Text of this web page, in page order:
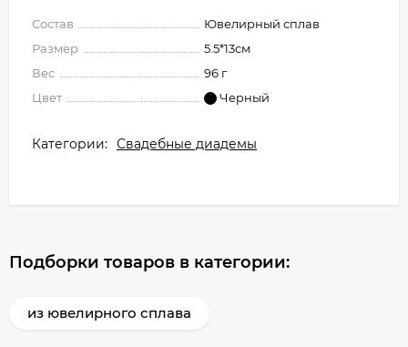
Состав
Ювелирный сплав
Размер
5.5*13см
Вес
96 г
Цвет
Черный
Категории: Свадебные диадемы
Подборки товаров в категории:
из ювелирного сплава